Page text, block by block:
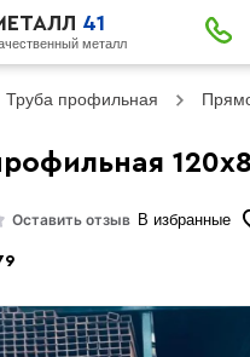
41
металл
Труба профильная
Оставить отзыв В избранные